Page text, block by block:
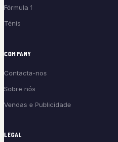
Fórmula 1
Ténis
COMPANY
Contacta-nos
Sobre nós
Vendas e Publicidade
LEGAL